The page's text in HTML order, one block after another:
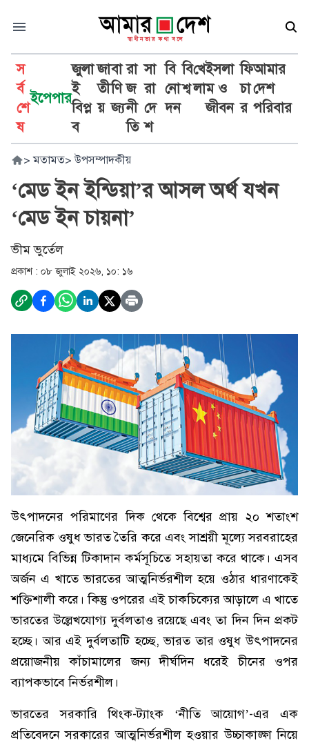
স
র্ব
শে
ষ
ইপেপার
জুলা
ই
বিপ্ল
ব
জা
তী
য়
বা
ণি
জ্য
রা
জ
নী
তি
সা
রা
দে
শ
বি
নো
দন
বি
শ্ব
খে
লা
ইসলা
ম ও
জীবন
ফি
চা
র
আমার
দেশ
পরিবার
> মতামত> উপসম্পাদকীয়
‘মেড ইন ইন্ডিয়া’র আসল অর্থ যখন
‘মেড ইন চায়না’
ভীম ভুর্তেল
প্রকাশ : ০৮ জুলাই ২০২৬, ১০: ১৬
উৎপাদনের পরিমাণের দিক থেকে বিশ্বের প্রায় ২০ শতাংশ
জেনেরিক ওষুধ ভারত তৈরি করে এবং সাশ্রয়ী মূল্যে সরবরাহের
মাধ্যমে বিভিন্ন টিকাদান কর্মসূচিতে সহায়তা করে থাকে। এসব
অর্জন এ খাতে ভারতের আত্মনির্ভরশীল হয়ে ওঠার ধারণাকেই
শক্তিশালী করে। কিন্তু ওপরের এই চাকচিক্যের আড়ালে এ খাতে
ভারতের উল্লেখযোগ্য দুর্বলতাও রয়েছে এবং তা দিন দিন প্রকট
হচ্ছে। আর এই দুর্বলতাটি হচ্ছে, ভারত তার ওষুধ উৎপাদনের
প্রয়োজনীয় কাঁচামালের জন্য দীর্ঘদিন ধরেই চীনের ওপর
ব্যাপকভাবে নির্ভরশীল।
ভারতের সরকারি থিংক-ট্যাংক ‘নীতি আয়োগ’-এর এক
প্রতিবেদনে সরকারের আত্মনির্ভরশীল হওয়ার উচ্চাকাঙ্ক্ষা নিয়ে